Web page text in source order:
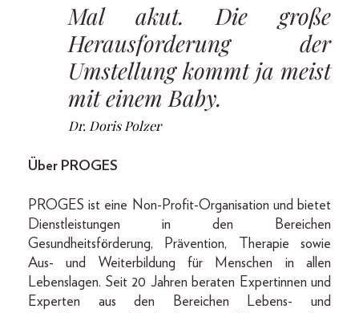
Mal akut. Die große
Herausforderung der
Umstellung kommt ja meist
mit einem Baby.
Dr. Doris Polzer
Über PROGES
PROGES ist eine Non-Profit-Organisation und bietet
Dienstleistungen in den Bereichen
Gesundheitsförderung, Prävention, Therapie sowie
Aus- und Weiterbildung für Menschen in allen
Lebenslagen. Seit 20 Jahren beraten Expertinnen und
Experten aus den Bereichen Lebens- und